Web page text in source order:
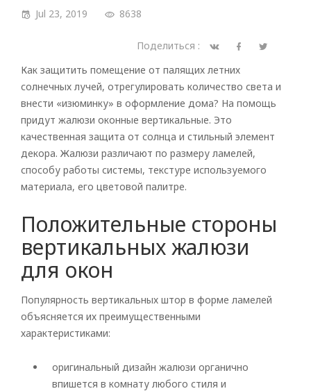
Jul 23, 2019 8638
Поделиться :
Как защитить помещение от палящих летних
солнечных лучей, отрегулировать количество света и
внести «изюминку» в оформление дома? На помощь
придут жалюзи оконные вертикальные. Это
качественная защита от солнца и стильный элемент
декора. Жалюзи различают по размеру ламелей,
способу работы системы, текстуре используемого
материала, его цветовой палитре.
Положительные стороны
вертикальных жалюзи
для окон
Популярность вертикальных штор в форме ламелей
объясняется их преимущественными
характеристиками:
оригинальный дизайн жалюзи органично
впишется в комнату любого стиля и